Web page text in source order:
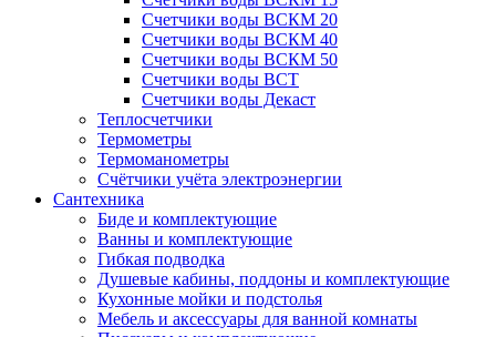
Счетчики воды ВСКМ 20
Счетчики воды ВСКМ 40
Счетчики воды ВСКМ 50
Счетчики воды ВСТ
Счетчики воды Декаст
Теплосчетчики
Термометры
Термоманометры
Счётчики учёта электроэнергии
Сантехника
Биде и комплектующие
Ванны и комплектующие
Гибкая подводка
Душевые кабины, поддоны и комплектующие
Кухонные мойки и подстолья
Мебель и аксессуары для ванной комнаты